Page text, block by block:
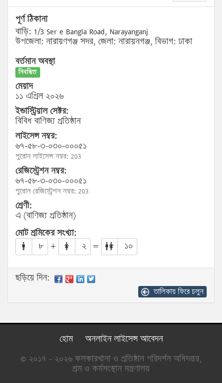
পূর্ণ ঠিকানা
বাড়ি: 1/3 Ser e Bangla Road, Narayanganj
উপজেলা: নারায়ণগঞ্জ সদর, জেলা: নারায়নগঞ্জ, বিভাগ: ঢাকা
বর্তমান অবস্থা
নিবন্ধিত
মেয়াদ
১১ এপ্রিল ২০২৬
ইন্ডাস্ট্রিয়াল সেক্টর:
বিবিধ বাণিজ্য প্রতিষ্ঠান
লাইসেন্স নম্বর:
৬৭-৫৮-৩-০৩০-০০০৫১
পুরোন লাইসেন্স নম্বর: 203
রেজিস্ট্রেশন নম্বর:
৬৭-৫৮-৩-০৩০-০০০৫১
পুরোন রেজিস্ট্রেশন নম্বর: 203
শ্রেণী:
এ (বাণিজ্য প্রতিষ্ঠান)
মোট শ্রমিকের সংখ্যা:
৮
+ ২ = ১০
ছড়িয়ে দিন:
তালিকায় ফিরে চলুন
হোম
অনলাইন লাইসেন্স আবেদন
© ২০১৭ - ২০২৬ কলকারখানা ও প্রতিষ্ঠান পরিদর্শন অধিদপ্তর,
শ্রম ও কর্মসংস্থান মন্ত্রণালয়